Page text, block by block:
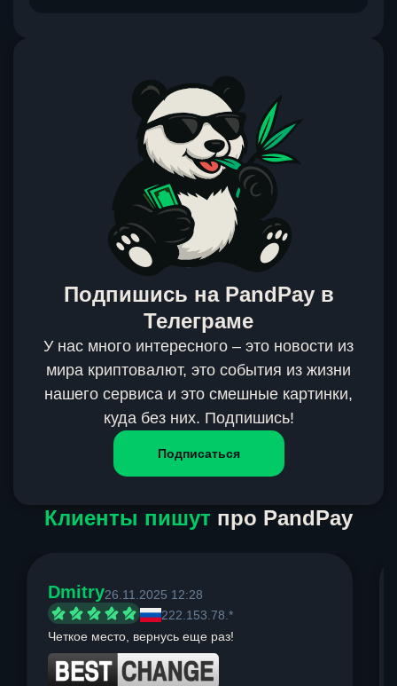
Подпишись на PandPay в
Телеграме
У нас много интересного – это новости из
мира криптовалют, это события из жизни
нашего сервиса и это смешные картинки,
куда без них. Подпишись!
Подписаться
Клиенты пишут про PandPay
Dmitry26.11.2025 12:28
222.153.78.*
Четкое место, вернусь еще раз!